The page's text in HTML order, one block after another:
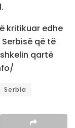
kritikuar edhe
që të
qartë
Serbia